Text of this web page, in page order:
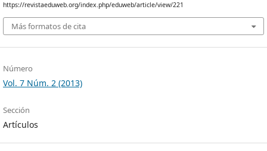
https://revistaeduweb.org/index.php/eduweb/article/view/221
Más formatos de cita
Número
Vol. 7 Núm. 2 (2013)
Sección
Artículos